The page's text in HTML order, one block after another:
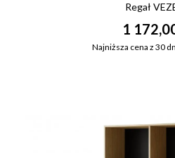
Regał
1
Najniższa cena z 30